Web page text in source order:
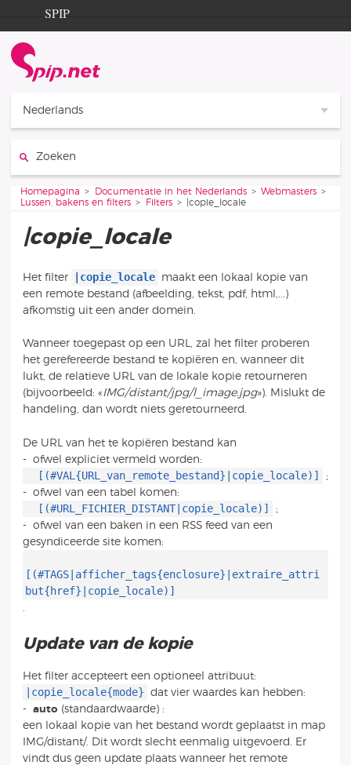
Ga naar de inhoud
Ga naar de navigatie
SPIP
Documentation
Contribution
Nederlands
Je bent hier:
Homepagina Documentatie in het Nederlands
Webmasters
Lussen, bakens en filters
Filters |copie_locale
|copie_locale
Het filter |copie_locale maakt een lokaal kopie van
een remote bestand (afbeelding, tekst, pdf, html,...)
afkomstig uit een ander domein.
Wanneer toegepast op een URL, zal het filter proberen
het gerefereerde bestand te kopiëren en, wanneer dit
lukt, de relatieve URL van de lokale kopie retourneren
(bijvoorbeeld: «IMG/distant/jpg/l_image.jpg»). Mislukt de
handeling, dan wordt niets geretourneerd.
De URL van het te kopiëren bestand kan
- ofwel expliciet vermeld worden:
[(#VAL{URL_van_remote_bestand}|copie_locale)]
;
- ofwel van een tabel komen:
[(#URL_FICHIER_DISTANT|copie_locale)]
;
- ofwel van een baken in een RSS feed van een
gesyndiceerde site komen:
[(#TAGS|afficher_tags{enclosure}|extraire_attri
but{href}|copie_locale)]
Update van de kopie
Het filter accepteert een optioneel attribuut:
|copie_locale{mode} dat vier waardes kan hebben:
- auto (standaardwaarde) :
een lokaal kopie van het bestand wordt geplaatst in map
IMG/distant/. Dit wordt slecht eenmalig uitgevoerd. Er
vindt dus geen update plaats wanneer het remote